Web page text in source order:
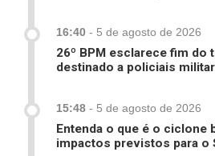
16:40 - 5 de agosto de 2026
26º BPM esclarece fim do
destinado a policiais
15:48 - 5 de agosto de 2026
Entenda o que é o ciclone
impactos previstos para o